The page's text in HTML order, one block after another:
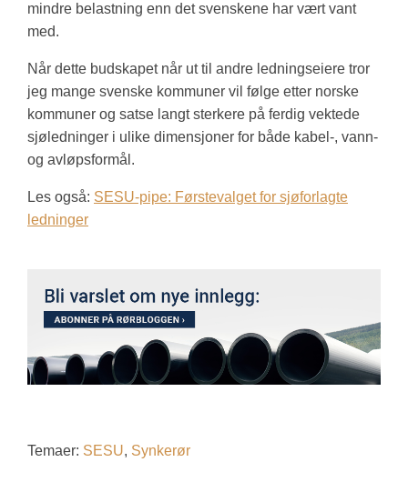
mindre belastning enn det svenskene har vært vant
med.
Når dette budskapet når ut til andre ledningseiere tror
jeg mange svenske kommuner vil følge etter norske
kommuner og satse langt sterkere på ferdig vektede
sjøledninger i ulike dimensjoner for både kabel-, vann-
og avløpsformål.
Les også: SESU-pipe: Førstevalget for sjøforlagte
ledninger
Temaer: SESU, Synkerør